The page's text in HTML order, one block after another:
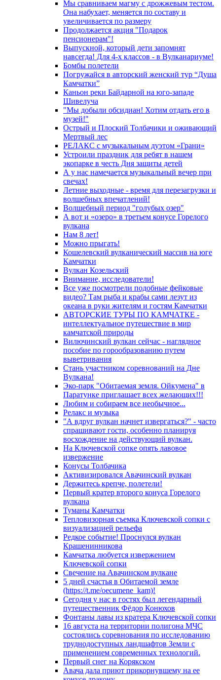
Мы сравниваем магму с дрожжевым тестом.
Она набухает, меняется по составу и
увеличивается по размеру
Продолжается акция "Подарок
пенсионерам"!
Выпускной, который дети запомнят
навсегда! Для 4-х классов - в Вулканариуме!
Бомбы полетели
Погружайся в авторский женский тур “Душа
Камчатки”
Каньон реки Байдарной на юго-западе
Шивелуча
"Мы добыли обсидиан! Хотим отдать его в
музей!"
Острый и Плоский Толбачики и оживающий
Мертвый лес
РЕЛАКС с музыкальным дуэтом «Грани»
Устроили праздник для ребят в нашем
экопарке в честь Дня защиты детей
А у нас намечается музыкальный вечер при
свечах!
Летние выходные - время для перезагрузки и
волшебных впечатлений!
Волшебный период "голубых озер"
А вот и «озеро» в третьем конусе Горелого
вулкана
Нам 8 лет!
Можно прыгать!
Кошелевский вулканический массив на юге
Камчатки
Вулкан Козельский
Внимание, исследователи!
Все уже посмотрели подобные фейковые
видео? Там рыба и крабы сами лезут из
океана в руки жителям и гостям Камчатки
АВТОРСКИЕ ТУРЫ ПО КАМЧАТКЕ -
интеллектуальное путешествие в мир
камчатской природы
Вилючинский вулкан сейчас - наглядное
пособие по горообразованию путем
выветривания
Стань участником соревнований на Дне
Вулкана!
Эко-парк "Обитаемая земля. Ойкумена" в
Паратунке приглашает всех желающих!!!
Любим и собираем все необычное...
Релакс и музыка
"А вдруг вулкан начнет извергаться?" - часто
спрашивают гости, особенно планируя
восхождение на действующий вулкан.
На Ключевской сопке опять лавовое
извержение
Конусы Толбачика
Активизировался Авачинский вулкан
Держитесь крепче, полетели!
Первый кратер второго конуса Горелого
вулкана
Туманы Камчатки
Тепловизорная съемка Ключевской сопки с
визуализацией рельефа
Редкое событие! Проснулся вулкан
Крашенинникова
Камчатка любуется извержением
Ключевской сопки
Свечение на Авачинском вулкане
5 дней счастья в Обитаемой земле
(https://t.me/oecumene_kam)!
Сегодня у нас в гостях был легендарный
путешественник Фёдор Конюхов
Фонтаны лавы из кратера Ключевской сопки
16 августа на территории полигона МЧС
состоялись соревнования по исследованию
труднодоступных ландшафтов Земли с
применением современных технологий.
Первый снег на Корякском
Авача дала приют прикорнувшему на ее